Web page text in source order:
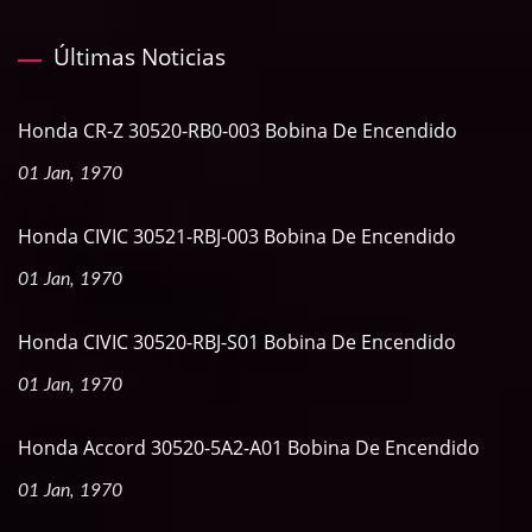
Últimas Noticias
Honda CR-Z 30520-RB0-003 Bobina De Encendido
01 Jan, 1970
Honda CIVIC 30521-RBJ-003 Bobina De Encendido
01 Jan, 1970
Honda CIVIC 30520-RBJ-S01 Bobina De Encendido
01 Jan, 1970
Honda Accord 30520-5A2-A01 Bobina De Encendido
01 Jan, 1970